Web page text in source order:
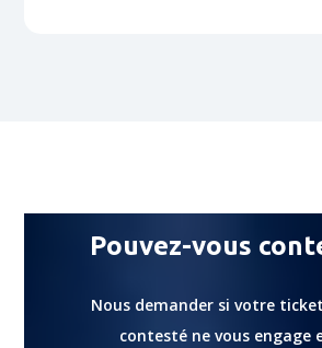
Pouvez-vous
Nous demander si votre
contesté ne vous engage